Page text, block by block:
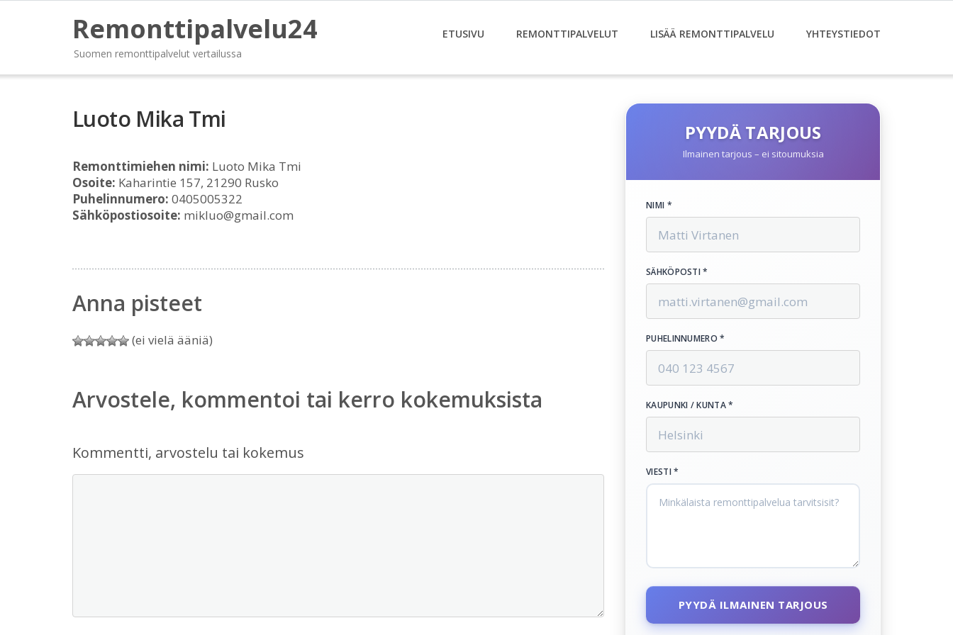
Remonttipalvelu24
Suomen remonttipalvelut vertailussa
ETUSIVU REMONTTIPALVELUT LISÄÄ REMONTTIPALVELU YHTEYSTIEDOT
Luoto Mika Tmi
Remonttimiehen nimi: Luoto Mika Tmi
Osoite: Kaharintie 157, 21290 Rusko
Puhelinnumero: 0405005322
Sähköpostiosoite: mikluo@gmail.com
Anna pisteet
(ei vielä ääniä)
Arvostele, kommentoi tai kerro kokemuksista
Kommentti, arvostelu tai kokemus
PYYDÄ TARJOUS
Ilmainen tarjous – ei sitoumuksia
NIMI *
SÄHKÖPOSTI *
PUHELINNUMERO *
KAUPUNKI / KUNTA *
VIESTI *
PYYDÄ ILMAINEN TARJOUS